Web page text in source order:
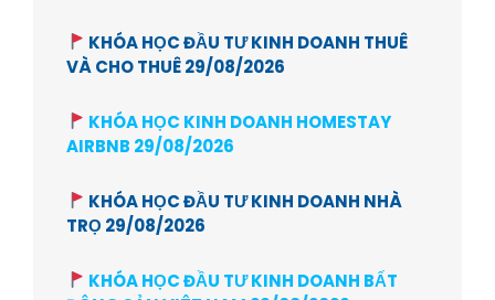
KHÓA HỌC ĐẦU TƯ KINH DOANH THUÊ
VÀ CHO THUÊ 29/08/2026
KHÓA HỌC KINH DOANH HOMESTAY
AIRBNB 29/08/2026
KHÓA HỌC ĐẦU TƯ KINH DOANH NHÀ
TRỌ 29/08/2026
KHÓA HỌC ĐẦU TƯ KINH DOANH BẤT